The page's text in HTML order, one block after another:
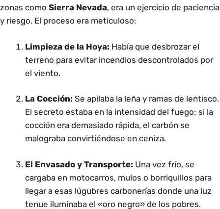
zonas como Sierra Nevada, era un ejercicio de paciencia
y riesgo. El proceso era meticuloso:
Limpieza de la Hoya: Había que desbrozar el
terreno para evitar incendios descontrolados por
el viento.
La Cocción: Se apilaba la leña y ramas de lentisco.
El secreto estaba en la intensidad del fuego; si la
cocción era demasiado rápida, el carbón se
malograba convirtiéndose en ceniza.
El Envasado y Transporte: Una vez frío, se
cargaba en motocarros, mulos o borriquillos para
llegar a esas lúgubres carbonerías donde una luz
tenue iluminaba el «oro negro» de los pobres.